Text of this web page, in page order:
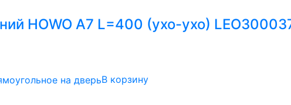
HOWO А7 L=400 (ухо-ухо)
В корзину